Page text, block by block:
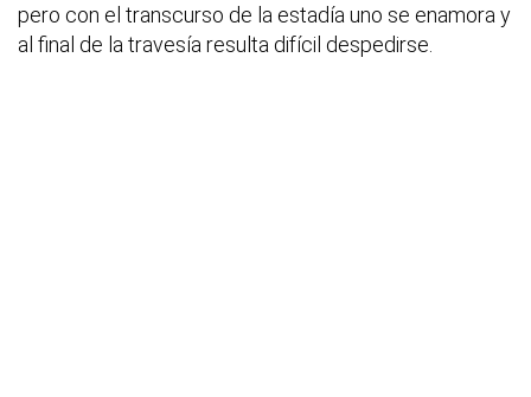
pero con el transcurso de la estadía uno se enamora y
al final de la travesía resulta difícil despedirse.